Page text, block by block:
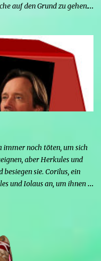
auf den Grund zu gehen.
Hercules sein, sondern
sich zu verwandeln. Mars
er Xena davon
sein zu wollen, und
Vollendung. Einige Männer
Hercules seiner Frau zur
seine Kräfte fällt es ihm
sogar, zu sterben.
von...
immer noch töten, um sich
aber Herkules und
sie. Corilus, ein
und Iolaus an, um ihnen
Herkules sie dazu brachte,
auch Serena